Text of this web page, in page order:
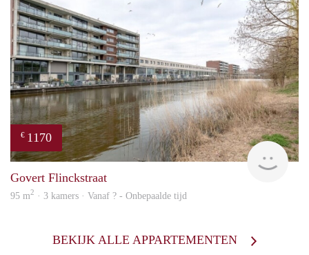
€ 1170
Govert Flinckstraat
95 m2 · 3 kamers · Vanaf ? - Onbepaalde tijd
BEKIJK ALLE APPARTEMENTEN